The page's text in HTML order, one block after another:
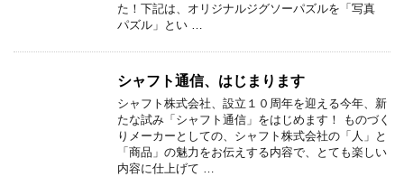
た！下記は、オリジナルジグソーパズルを「写真
パズル」とい …
シャフト通信、はじまります
シャフト株式会社、設立１０周年を迎える今年、新
たな試み「シャフト通信」をはじめます！ ものづく
りメーカーとしての、シャフト株式会社の「人」と
「商品」の魅力をお伝えする内容で、とても楽しい
内容に仕上げて …